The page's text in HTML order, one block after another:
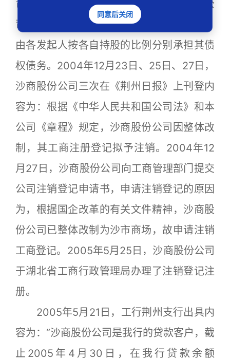
司的资产及债务进行全面的清理和清算，公
司无负资产。如发现有未清理的债权债务，
由各发起人按各自持股的比例分别承担其债
权债务。2004年12月23日、25日、27日，
沙商股份公司三次在《荆州日报》上刊登内
容为：根据《中华人民共和国公司法》和本
公司《章程》规定，沙商股份公司因整体改
制，其工商注册登记拟予注销。2004年12
月27日，沙商股份公司向工商管理部门提交
公司注销登记申请书，申请注销登记的原因
为，根据国企改革的有关文件精神，沙商股
份公司已整体改制为沙市商场，故申请注销
工商登记。2005年5月25日，沙商股份公司
于湖北省工商行政管理局办理了注销登记注
册。
2005年5月21日，工行荆州支行出具内
容为：“沙商股份公司是我行的贷款客户，截
止2005年4月30日，在我行贷款余额
同意后关闭